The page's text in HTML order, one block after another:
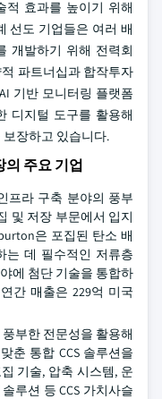
적 효과를 높이기 위해
선도 기업들은 여러 배
개발하기 위해 전력회
파트너십과 합작투자
기반 모니터링 플랫폼
디지털 도구를 활용해
장하고 있습니다.
의 주요 기업
프라 구축 분야의 풍부
및 저장 부문에서 입지
은 포집된 탄소 배
는 데 필수적인 저류층
에 첨단 기술을 통합하
간 매출은 229억 미국
부한 전문성을 활용해
춘 통합 CCS 솔루션을
기술, 압축 시스템, 운
루션 등 CCS 가치사슬